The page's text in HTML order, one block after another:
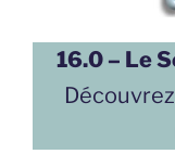
16.0 – Le